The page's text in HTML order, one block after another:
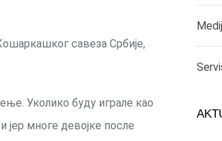
савеза Србије,
Уколико буду играле као
јер многе девојке после